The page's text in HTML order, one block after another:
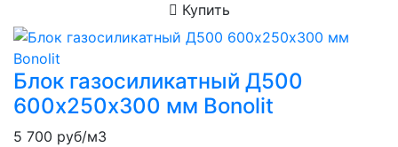
Купить
Блок газосиликатный Д500
600х250х300 мм Bonolit
5 700 руб/м3